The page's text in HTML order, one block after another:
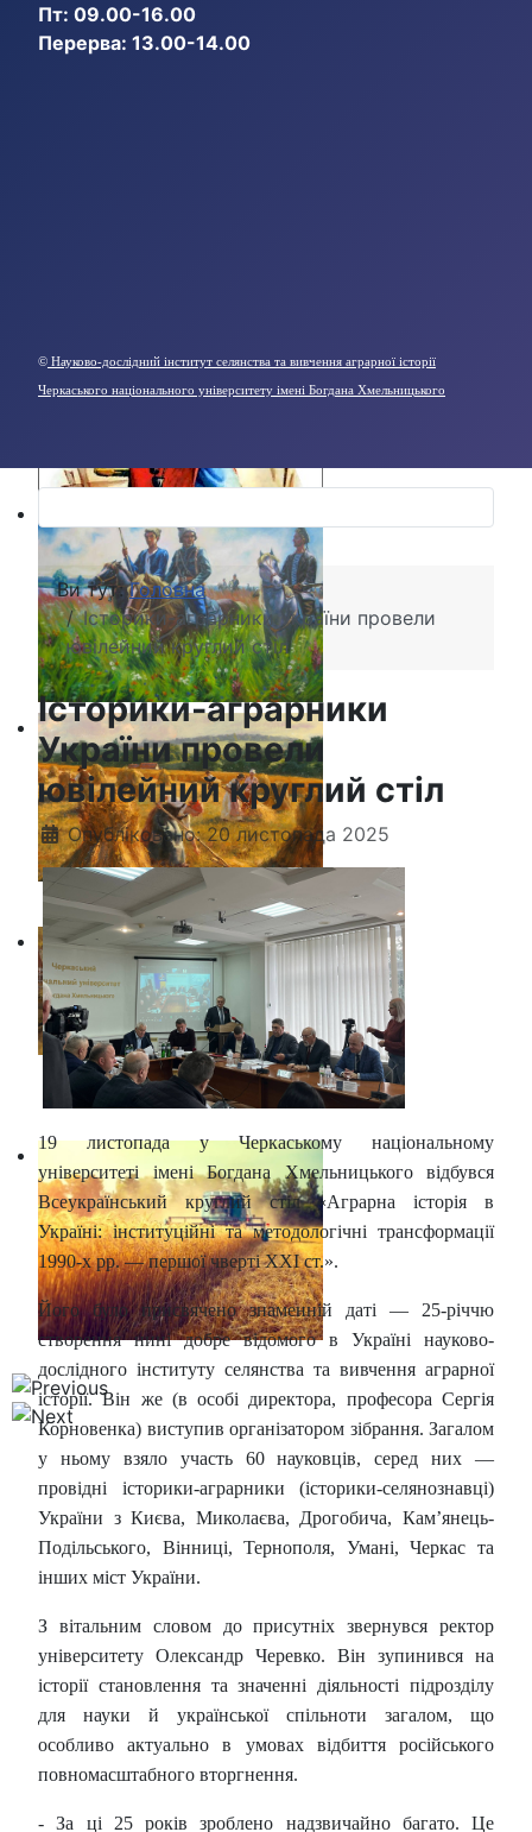
Ви тут:Головна
Історики-аграрники України провели
ювілейний круглий стіл
Історики-аграрники
України провели
ювілейний круглий стіл
Опубліковано: 20 листопада 2025
19 листопада у Черкаському національному
університеті імені Богдана Хмельницького відбувся
Всеукраїнський круглий стіл «Аграрна історія в
Україні: інституційні та методологічні трансформації
1990-х рр. — першої чверті ХХІ ст.».
Його було присвячено знаменній даті — 25-річчю
створення нині добре відомого в Україні науково-
дослідного інституту селянства та вивчення аграрної
історії. Він же (в особі директора, професора Сергія
Корновенка) виступив організатором зібрання. Загалом
у ньому взяло участь 60 науковців, серед них —
провідні історики-аграрники (історики-селянознавці)
України з Києва, Миколаєва, Дрогобича, Кам’янець-
Подільського, Вінниці, Тернополя, Умані, Черкас та
інших міст України.
З вітальним словом до присутніх звернувся ректор
університету Олександр Черевко. Він зупинився на
історії становлення та значенні діяльності підрозділу
для науки й української спільноти загалом, що
особливо актуально в умовах відбиття російського
повномасштабного вторгнення.
- За ці 25 років зроблено надзвичайно багато. Це
Пт: 09.00-16.00
Перерва: 13.00-14.00
© Науково-дослідний інститут селянства та вивчення аграрної історії
Черкаського національного університету імені Богдана Хмельницького